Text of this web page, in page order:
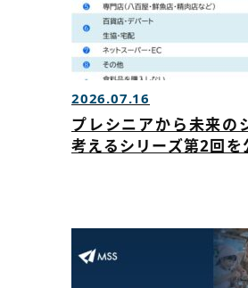
2026.07.16
プレシニアから未来の
考えるシリーズ第2回を